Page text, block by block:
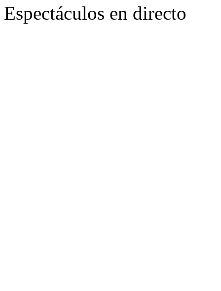
Espectáculos en directo